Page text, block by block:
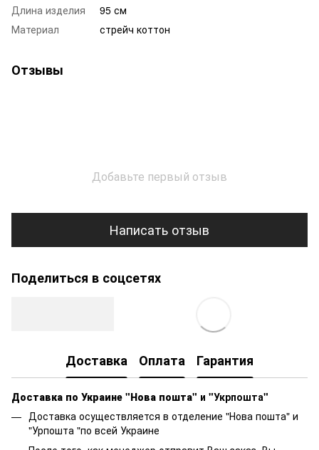
Длина изделия
95 см
Материал
стрейч коттон
Отзывы
Добавьте первый отзыв
Написать отзыв
Поделиться в соцсетях
Доставка Оплата Гарантия
Доставка по Украине "Нова пошта" и "Укрпошта"
Доставка осуществляется в отделение "Нова пошта" и
"Урпошта "по всей Украине